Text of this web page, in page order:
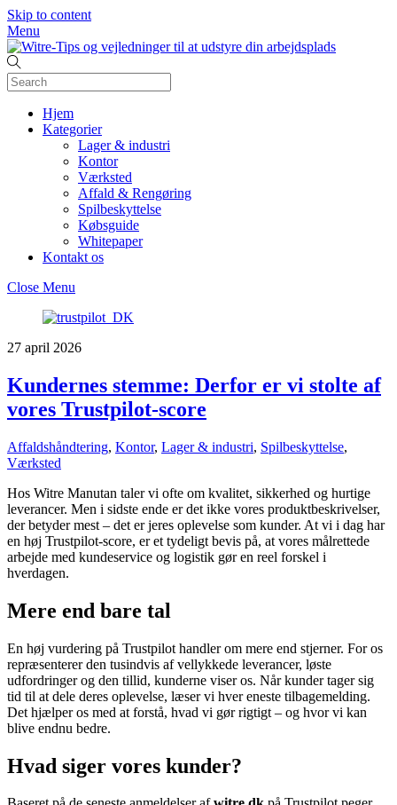
Skip to content
Menu
Hjem
Kategorier
Lager & industri
Kontor
Værksted
Affald & Rengøring
Spilbeskyttelse
Købsguide
Whitepaper
Kontakt os
Close Menu
27 april 2026
Kundernes stemme: Derfor er vi stolte af
vores Trustpilot-score
Affaldshåndtering, Kontor, Lager & industri, Spilbeskyttelse,
Værksted
Hos Witre Manutan taler vi ofte om kvalitet, sikkerhed og hurtige
leverancer. Men i sidste ende er det ikke vores produktbeskrivelser,
der betyder mest – det er jeres oplevelse som kunder. At vi i dag har
en høj Trustpilot-score, er et tydeligt bevis på, at vores målrettede
arbejde med kundeservice og logistik gør en reel forskel i
hverdagen.
Mere end bare tal
En høj vurdering på Trustpilot handler om mere end stjerner. For os
repræsenterer den tusindvis af vellykkede leverancer, løste
udfordringer og den tillid, kunderne viser os. Når kunder tager sig
tid til at dele deres oplevelse, læser vi hver eneste tilbagemelding.
Det hjælper os med at forstå, hvad vi gør rigtigt – og hvor vi kan
blive endnu bedre.
Hvad siger vores kunder?